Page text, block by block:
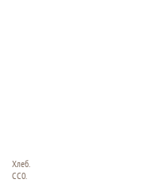
Хлеб.
СС0.